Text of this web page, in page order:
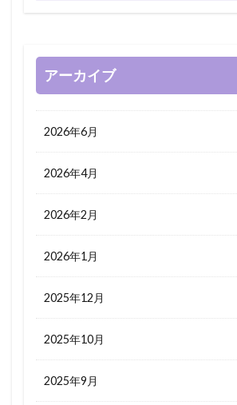
アーカイブ
2026年6月
2026年4月
2026年2月
2026年1月
2025年12月
2025年10月
2025年9月